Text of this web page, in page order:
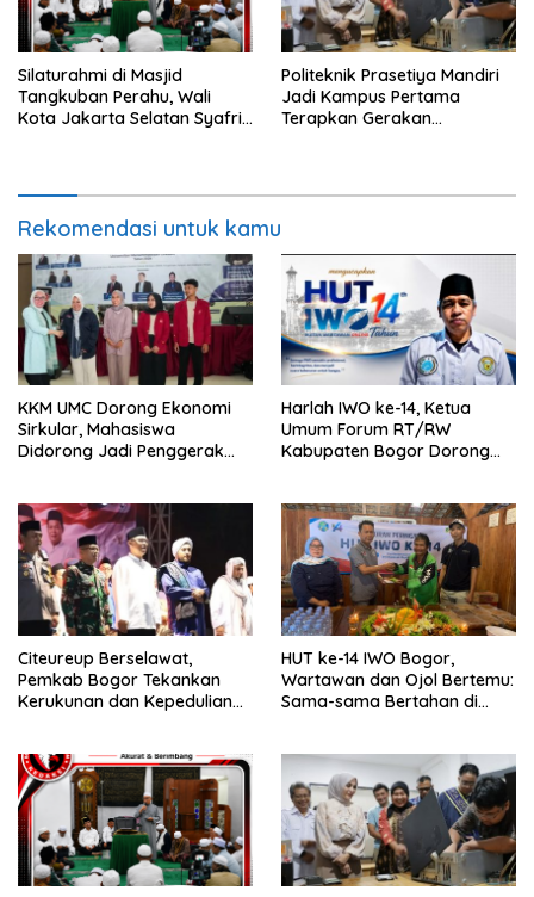
Silaturahmi di Masjid
Tangkuban Perahu, Wali
Kota Jakarta Selatan Syafrin
Politeknik Prasetiya Mandiri
Jadi Kampus Pertama
Terapkan Gerakan
Rekomendasi untuk kamu
KKM UMC Dorong Ekonomi
Sirkular, Mahasiswa
Didorong Jadi Penggerak
Harlah IWO ke-14, Ketua
Umum Forum RT/RW
Kabupaten Bogor Dorong
Citeureup Berselawat,
Pemkab Bogor Tekankan
Kerukunan dan Kepedulian
HUT ke-14 IWO Bogor,
Wartawan dan Ojol Bertemu:
Sama-sama Bertahan di